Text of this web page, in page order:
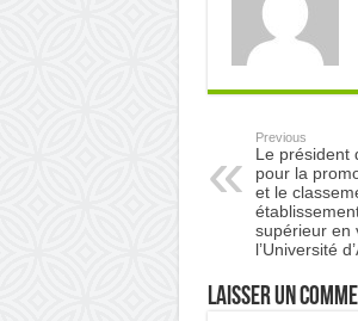
Previous
Le président
pour la
et le
supérieur en
l’Université
Laisser un